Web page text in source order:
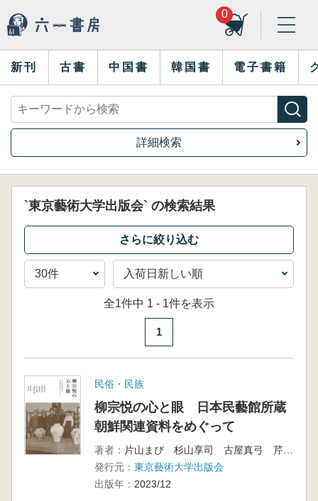
0
新刊 古書 中国書 韓国書 電子書籍
詳細検索
`東京藝術大学出版会` の検索結果
全1件中 1 - 1件を表示
1
民俗・民族
柳宗悦の心と眼 日本民藝館所蔵
朝鮮関連資料をめぐって
著者：
片山まび 杉山享司 古屋真弓 芹生春菜 田代裕一朗 編著 韓国語翻訳 李芝賢
発行元： 東京藝術大学出版会
出版年： 2023/12